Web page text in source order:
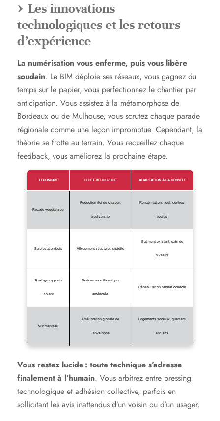
Les innovations
technologiques et les retours
d’expérience
La numérisation vous enferme, puis vous libère
soudain. Le BIM déploie ses réseaux, vous gagnez du
temps sur le papier, vous perfectionnez le chantier par
anticipation. Vous assistez à la métamorphose de
Bordeaux ou de Mulhouse, vous scrutez chaque parade
régionale comme une leçon impromptue. Cependant, la
théorie se frotte au terrain. Vous recueillez chaque
feedback, vous améliorez la prochaine étape.
TECHNIQUE EFFET RECHERCHÉ ADAPTATION À LA DENSITÉ
Façade végétalisée
Réduction îlot de chaleur,
biodiversité
Réhabilitation, neuf, centres-
bourgs
Surélévation bois Allègement structurel, rapidité
Bâtiment existant, gain de
niveaux
Bardage rapporté
isolant
Performance thermique
améliorée
Réhabilitation habitat collectif
Mur manteau
Amélioration globale de
l’enveloppe
Logements sociaux, quartiers
anciens
Vous restez lucide : toute technique s’adresse
finalement à l’humain. Vous arbitrez entre pressing
technologique et adhésion collective, parfois en
sollicitant les avis inattendus d’un voisin ou d’un usager.